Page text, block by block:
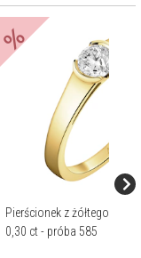
%
Pierścionek z żółtego
0,30 ct - próba 585